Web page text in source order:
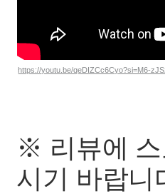
https://youtu.be/qeDIZCc6Cyo?si=M6-
※ 리뷰에 스
시기 바랍니